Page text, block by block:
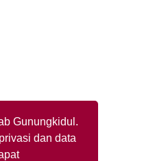
Gunungkidul.
dan data